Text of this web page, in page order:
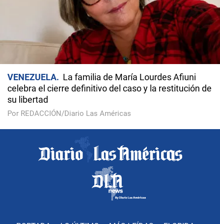
VENEZUELA
La familia de María Lourdes Afiuni
celebra el cierre definitivo del caso y la restitución de
su libertad
Por REDACCIÓN/Diario Las Américas